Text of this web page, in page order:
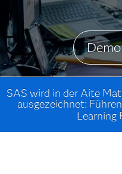
SAS wird in der Aite
ausgezeichnet:
Learning